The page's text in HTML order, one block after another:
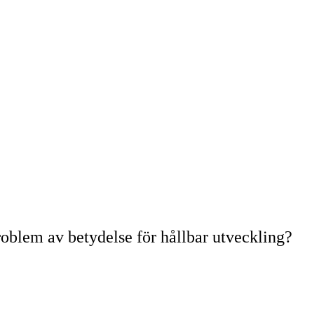
av betydelse för hållbar utveckling?